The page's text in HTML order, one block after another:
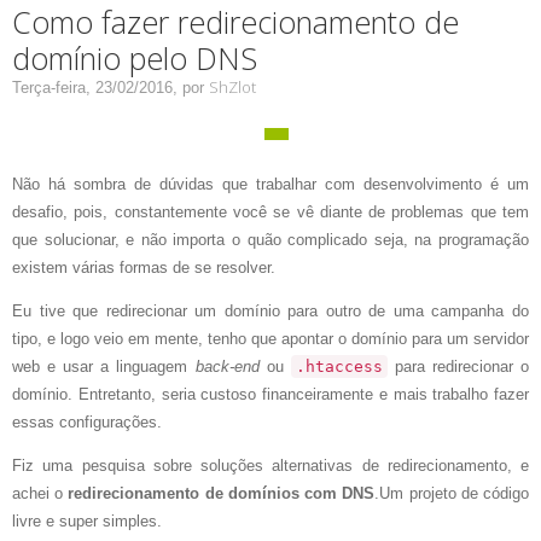
Como fazer redirecionamento de
domínio pelo DNS
Terça-feira, 23/02/2016, por ShZlot
Não há sombra de dúvidas que trabalhar com desenvolvimento é um
desafio, pois, constantemente você se vê diante de problemas que tem
que solucionar, e não importa o quão complicado seja, na programação
existem várias formas de se resolver.
Eu tive que redirecionar um domínio para outro de uma campanha do
tipo, e logo veio em mente, tenho que apontar o domínio para um servidor
web e usar a linguagem back-endou .htaccess
para redirecionar o
domínio. Entretanto, seria custoso financeiramente e mais trabalho fazer
essas configurações.
Fiz uma pesquisa sobre soluções alternativas de redirecionamento, e
achei o redirecionamento de domínios com DNS.Um projeto de código
livre e super simples.